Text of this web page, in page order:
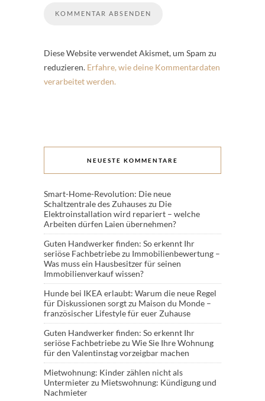
Diese Website verwendet Akismet, um Spam zu
reduzieren. Erfahre, wie deine Kommentardaten
verarbeitet werden.
NEUESTE KOMMENTARE
Smart-Home-Revolution: Die neue
Schaltzentrale des Zuhauseszu Die
Elektroinstallation wird repariert – welche
Arbeiten dürfen Laien übernehmen?
Guten Handwerker finden: So erkennt Ihr
seriöse Fachbetriebezu Immobilienbewertung –
Was muss ein Hausbesitzer für seinen
Immobilienverkauf wissen?
Hunde bei IKEA erlaubt: Warum die neue Regel
für Diskussionen sorgtzu Maison du Monde –
französischer Lifestyle für euer Zuhause
Guten Handwerker finden: So erkennt Ihr
seriöse Fachbetriebezu Wie Sie Ihre Wohnung
für den Valentinstag vorzeigbar machen
Mietwohnung: Kinder zählen nicht als
Untermieterzu Mietswohnung: Kündigung und
Nachmieter